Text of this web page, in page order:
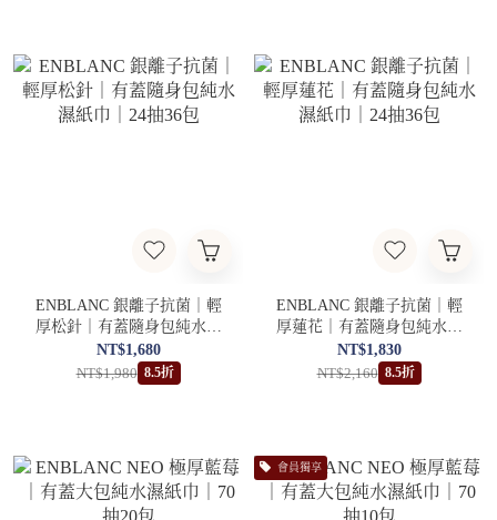
ENBLANC 銀離子抗菌｜輕
厚松針｜有蓋隨身包純水濕
紙巾｜24抽36包
NT$1,680
NT$1,980 8.5折
ENBLANC 銀離子抗菌｜輕
厚蓮花｜有蓋隨身包純水濕
紙巾｜24抽36包
NT$1,830
NT$2,160 8.5折
會員獨享